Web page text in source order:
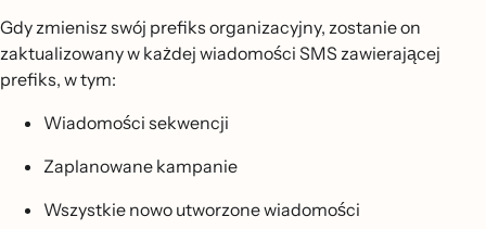
Gdy zmienisz swój prefiks organizacyjny, zostanie on
zaktualizowany w każdej wiadomości SMS zawierającej
prefiks, w tym:
Wiadomości sekwencji
Zaplanowane kampanie
Wszystkie nowo utworzone wiadomości